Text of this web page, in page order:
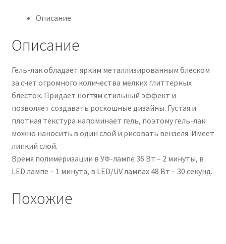
Описание
Описание
Гель-лак обладает ярким металлизированным блеском
за счет огромного количества мелких глиттерных
блесток. Придает ногтям стильный эффект и
позволяет создавать роскошные дизайны. Густая и
плотная текстура напоминает гель, поэтому гель-лак
можно наносить в один слой и рисовать вензеля. Имеет
липкий слой.
Время полимеризации в УФ-лампе 36 Вт – 2 минуты, в
LED лампе – 1 минута, в LED/UV лампах 48 Вт – 30 секунд.
Похожие